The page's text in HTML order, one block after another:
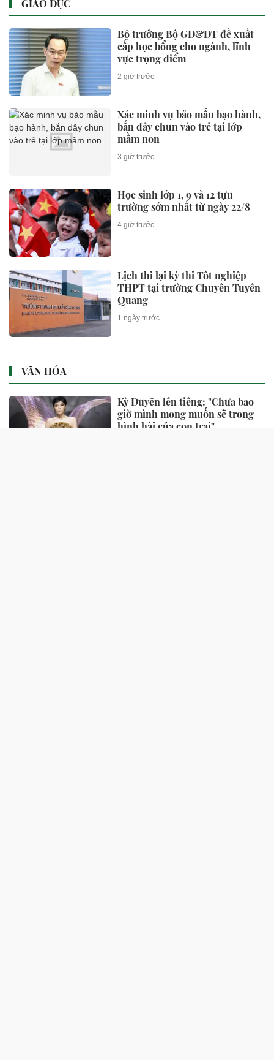
GIÁO DỤC
Bộ trưởng Bộ GD&ĐT đề xuất
cấp học bổng cho ngành, lĩnh
vực trọng điểm
2 giờ trước
Xác minh vụ bảo mẫu bạo hành,
bắn dây chun vào trẻ tại lớp
mầm non
3 giờ trước
Học sinh lớp 1, 9 và 12 tựu
trường sớm nhất từ ngày 22/8
4 giờ trước
Lịch thi lại kỳ thi Tốt nghiệp
THPT tại trường Chuyên Tuyên
Quang
1 ngày trước
VĂN HÓA
Kỳ Duyên lên tiếng: "Chưa bao
giờ mình mong muốn sẽ trong
hình hài của con trai"